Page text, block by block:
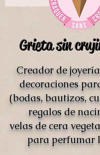
Grieta sin
Creador de
decoraciones
(bodas, bautizos,
regalos de
velas de cera
para perfumar